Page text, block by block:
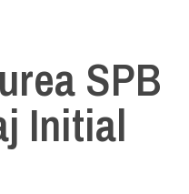
SPB
Initial